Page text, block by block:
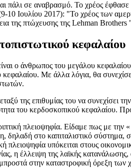
πάλι σε αναβρασμό. Το χρέος
10 Ιουλίου 2017): "Το χρέος των
της πτώχευσης της Lehman
κεφαλαίου
ο άνθρωπος του μεγάλου
κεφαλαίου. Με άλλα λόγια, θα
της επιθυμίας του να συνεχίσει
του κερδοσκοπικού κεφαλαίου.
πλειοψηφία. Είδαμε πως με την
δηλαδή στο καπιταλιστικό
πλειοψηφία υπόκειται στους
η έλλειψη της λαϊκής
στην καταστροφική όρεξη των